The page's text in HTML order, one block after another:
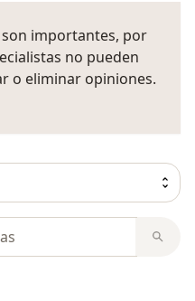
importantes, por
no pueden
o eliminar opiniones.